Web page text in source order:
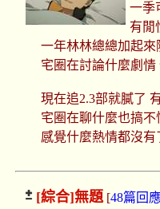
一季
有閒
一年林林總總加起來
宅圈在討論什麼劇
現在追2.3部就膩了
宅圈在聊什麼也搞不
感覺什麼熱情都沒有
[綜合]無題[48篇回